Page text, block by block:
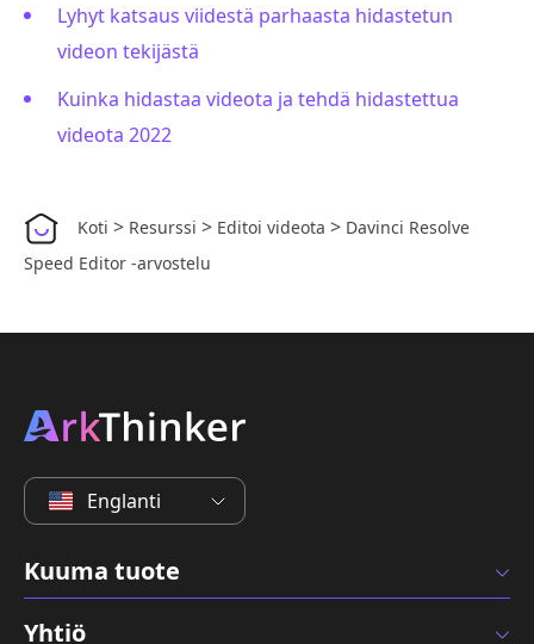
Lyhyt katsaus viidestä parhaasta hidastetun
videon tekijästä
Kuinka hidastaa videota ja tehdä hidastettua
videota 2022
Koti > Resurssi > Editoi videota > Davinci Resolve
Speed Editor -arvostelu
Englanti
Kuuma tuote
Yhtiö